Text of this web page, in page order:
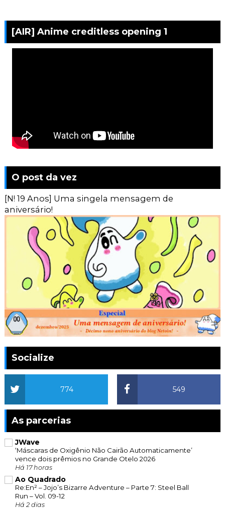
[AIR] Anime creditless opening 1
O post da vez
[N! 19 Anos] Uma singela mensagem de
aniversário!
Socialize
549
774
As parcerias
JWave
‘Máscaras de Oxigênio Não Cairão Automaticamente’
vence dois prêmios no Grande Otelo 2026
Há 17 horas
Ao Quadrado
Re:En² – Jojo’s Bizarre Adventure – Parte 7: Steel Ball
Run – Vol. 09-12
Há 2 dias